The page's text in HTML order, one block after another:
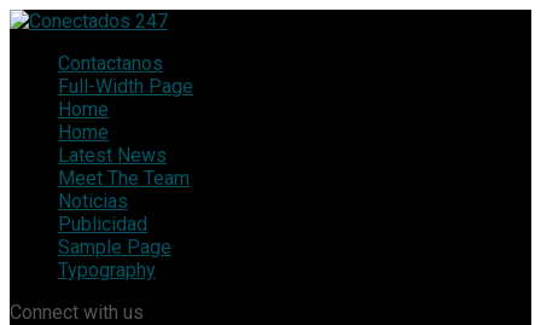
Contactanos
Full-Width Page
Home
Home
Latest News
Meet The Team
Noticias
Publicidad
Sample Page
Typography
Connect with us